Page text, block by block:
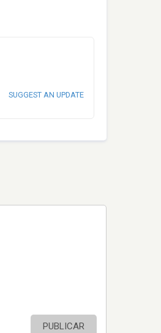
SUGGEST AN UPDATE
PUBLICAR